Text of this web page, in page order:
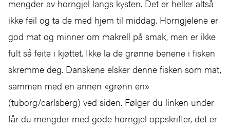
mengder av horngjel langs kysten. Det er heller altså
ikke feil og ta de med hjem til middag. Horngjelene er
god mat og minner om makrell på smak, men er ikke
fult så feite i kjøttet. Ikke la de grønne benene i fisken
skremme deg. Danskene elsker denne fisken som mat,
sammen med en annen «grønn en»
(tuborg/carlsberg) ved siden. Følger du linken under
får du mengder med gode horngjel oppskrifter, det er